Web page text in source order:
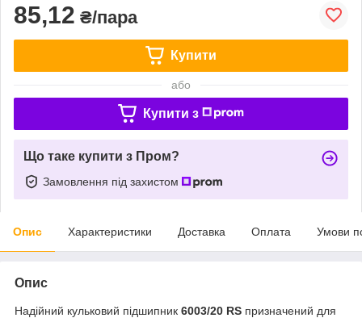
85,12 ₴/пара
Купити
або
Купити з
Що таке купити з Пром?
Замовлення під захистом
Опис Характеристики Доставка Оплата Умови
Опис
Надійний кульковий підшипник 6003/20 RS призначений для